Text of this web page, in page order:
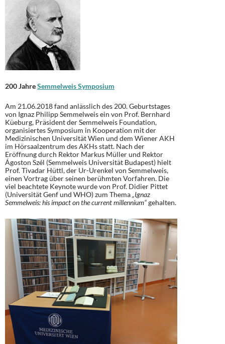
200 JahreSemmelweis Symposium
Am 21.06.2018 fand anlässlich des 200. Geburtstages
von Ignaz Philipp Semmelweis ein von Prof. Bernhard
Küeburg, Präsident der Semmelweis Foundation,
organisiertes Symposium in Kooperation mit der
Medizinischen Universität Wien und dem Wiener AKH
im Hörsaalzentrum des AKHs statt. Nach der
Eröffnung durch Rektor Markus Müller und Rektor
Ágoston Szél (Semmelweis Universität Budapest) hielt
Prof. Tivadar Hüttl, der Ur-Urenkel von Semmelweis,
einen Vortrag über seinen berühmten Vorfahren. Die
viel beachtete Keynote wurde von Prof. Didier Pittet
(Universität Genf und WHO) zum Thema„Ignaz
Semmelweis: his impact on the current millennium“gehalten.